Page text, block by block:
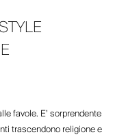
favole. E’ sorprendente
trascendono religione e